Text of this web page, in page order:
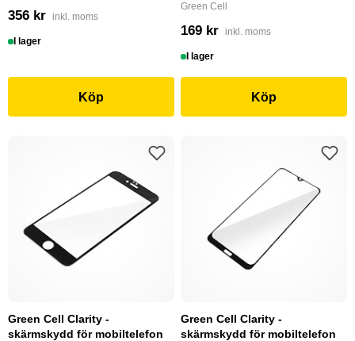
356 kr inkl. moms
I lager
Köp
Green Cell
169 kr inkl. moms
I lager
Köp
Green Cell Clarity -
skärmskydd för mobiltelefon
Green Cell Clarity -
skärmskydd för mobiltelefon